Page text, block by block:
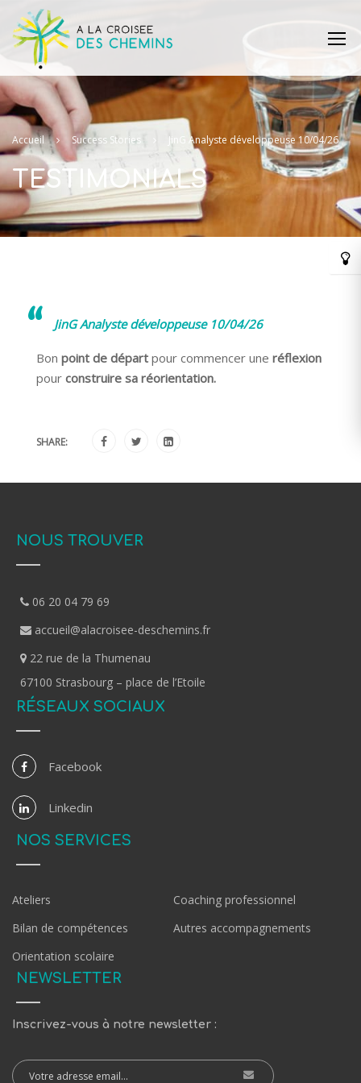
Accueil Success Stories JinG Analyste développeuse 10/04/26
TESTIMONIALS
JinG Analyste développeuse 10/04/26
Bon point de départ pour commencer une réflexion
pour construire sa réorientation.
SHARE:
NOUS TROUVER
06 20 04 79 69
accueil@alacroisee-deschemins.fr
22 rue de la Thumenau
67100 Strasbourg – place de l’Etoile
RÉSEAUX SOCIAUX
Facebook
Linkedin
NOS SERVICES
Ateliers
Coaching professionnel
Bilan de compétences
Autres accompagnements
Orientation scolaire
NEWSLETTER
Inscrivez-vous à notre newsletter :